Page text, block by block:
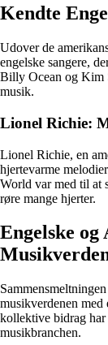
Kendte
Udover de
engelske sangere,
Billy Ocean og Kim
musik.
Lionel Richie:
Lionel Richie, en
hjertevarme
World var med til at
røre mange hjerter.
Engelske og
musikverdenen med
kollektive bidrag har
musikbranchen.